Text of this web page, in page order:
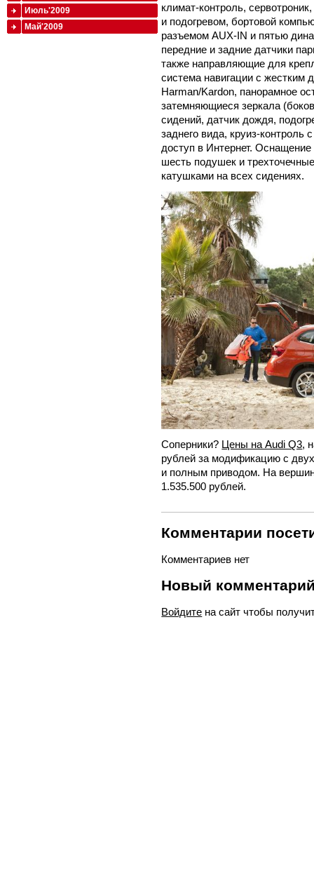
климат-контроль,
и подогревом, бортовой
разъемом AUX-IN и пятью
передние и задние датчики
также направляющие для
система навигации с жестким
Harman/Kardon, панорамное
затемняющиеся зеркала
сидений, датчик дождя,
заднего вида, круиз-контроль
доступ в Интернет.
шесть подушек и
катушками на всех сидениях.
Соперники? Цены на Audi Q3,
рублей за модификацию с
и полным приводом. На
1.535.500 рублей.
Комментарии
Комментариев нет
Новый
Войдите на сайт чтобы
Июль'2009
Май'2009